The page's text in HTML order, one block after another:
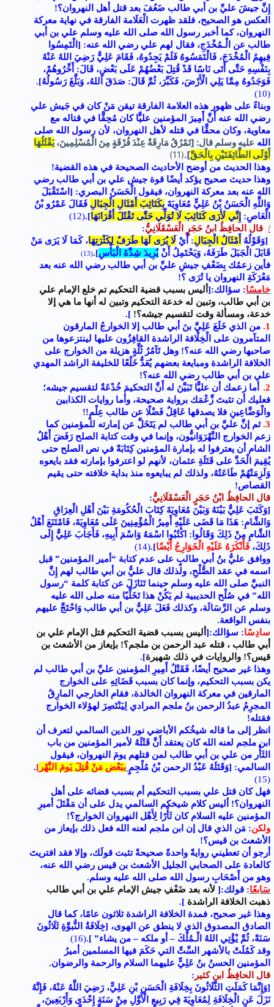
إِنَّ جيشَ عليِّ بن أبي طالب ضَعُفَ بعد قتل أهل النهروان؟!
العكس هو الصحيح، فلقد ظهرت الْعَلَامة الفارقة في نهاية معركة
النهروان، كما أخبر رسول الله صلى الله عليه وسلم علي بن أبي
طالب عن الْـمُخْدَجِ، فقال لهم علي رضي الله عنه: [الْتَمِسُوا
فِيهِمُ الْمُخْدَجَ، فَالْتَمَسُوهُ فَلَمْ يَجِدُوهُ، فَقَامَ عَلِيٌّ رَضِيَ اللهُ عَنْهُ
بِنَفْسِهِ حَتَّى أَتَى نَاسًا قَدْ قُتِلَ بَعْضُهُمْ عَلَى بَعْضٍ، قَالَ: أَخِّرُوهُمْ،
فَوَجَدُوهُ مِمَّا يَلِي الْأَرْضَ، فَكَبَّرَ، ثُمَّ قَالَ: صَدَقَ اللهُ، وَبَلَّغَ رَسُولُهُ].
(10)
وبناءً على ظهور هذه العلامة الفارقة تيقن مَنْ كان في جَيش علي
رضي الله عنه أَنَّ أَمِيرَ المؤمنين عليًّا كان مُحِقًّا في قتاله مع
معاوية، وكان محقًّا في قتله لأهل النهروان، لأن رسول الله صلى
الله عليه وسلم قال: [تَمْرُقُ مَارِقَةٌ عِنْدَ فُرْقَةٍ مِنَ الْمُسْلِمِينَ،يَقْتُلُهَا
أَوْلَى الطَّائِفَتَيْنِ بِالْحَقِّ]
.
(11)
وهذا الحديث من أوضح الأحاديث الصحيحة في هذه القضية!
وهذا حديث صحيح يؤكد أيضًا قوة جيش علي بن أبي طالب رضي
الله عنه بعد معركة النهروان، فيقول الْحَسَنُ البصري: [اسْتَقْبَلَ
وَاللَّهِ الْحَسَنُ بْنُ عَلِيٍّ مُعَاوِيَةَ بِكَتَائِبَ أَمْثَالِ الْجِبَالِ فَقَالَ عَمْرُو بْنُ
الْعَاصِ: إِنِّي لَأَرَى كَتَائِبَ لَا تُوَلِّي حَتَّى تَقْتُلَ أَقْرَانَهَا]
.
(12)
/ قال الحافِظُ ابنُ حَجَرٍ الْعَسْقَلَانِيُّ:
[وَقَوْلُهُ أَمْثَالُ الْجِبَالِ: أَيْ لَا يُرَى لَهَا طَرَفٌ لِكَثْرَتِهَا، كَمَا لَا يَرَى مَنْ
قَابَلَ الْجَبَلَ طَرَفَهُ، وَيَحْتَمِلُ أَنْيُرِيدَ شِدَّةَ الْبَأْسِ]
.
(13)
فأين زعمُك بِضَعْفِ جيشِ عليِّ بن أبي طالب رضي الله عنه بعد
مَعْرَكَةِ النهروان يا تُرَى ؟!
خامسًا: سؤالك:[أليس بسبب قضية التحكيم تم خلع الإمام علي
بن أبي طالب، وتبين له خدعة التحكيم وتبين له أنها ما هي إلا
خدعة، ومسألة وقت لتقسيم جيشه؟! ].
1. من الذي خَلَعَ عَلِيَّ بنَ أبي طالب إلا الخوارجُ المارقون
المتآمرون على الْخِلْافة الراشدة القافِزُون عليها لينتزعوها من
صاحبها رضي الله عنه؟! وهل تَآمُرُ ثُلَّةٍ هزيلة من الخوارج على
الخلافة الراشدة ومبايعة بعضهم يُعَدُّ خَلْعًا للخليفة الراشد المهدي
علي بن أبي طالب رضي الله عنه؟!
2.
أما زعمك أن عليًّا تَبَيَّنَ له أَنَّ التحكيمَ خُدْعَةٌ لتقسيم جيشه؛
فعليك أن تثبتَ زَّعْمَك برواية صحيحة، وأما روايات الكذابين
والْوَضَّاعِينِ فلا يصدقها عَاقِلٌ فَضْلًا عن طالب عِلْمٍ!!
3. ثم إنَّ عليَّ بن أبي طالب لم يَتَخَلَّ عن إمارته للمؤمنين كما
زعم الخوارج النَّهْرَوَانيُّون، وإنما في وقت كتابة الصلح رَفَضَ أَهْلُ
الشام أن يعترفوا له بإمارة المؤمنين كِتَابَةً في نص الصلح حتى
يُقِيمَ الْحَدَّ على قَتَلَةِ عثمان، لأنهم لو اعترفوا بإمارته فقد بايعوه
وَلَزِمَتْهُمْ طَاعَتُهُ، ولذلك لم يبايعوه منذ بداية خلافته حتى يقيم
القصاص!
قال
الحافِظُ ابْنُ حَجَرٍ الْعَسْقَلَانِيُّ:
[وَكَتَبَ عَلِيٌّ بَيْنَهُ وَبَيْنَ مُعَاوِيَةَ كِتَابَ الْحُكُومَةِ بَيْنَ أَهْلِ الْعِرَاقِ
وَالشَّامِ: هَذَا مَا قَضَى عَلَيْهِ أَمِيرُ الْمُؤْمِنِينَ عَلَى مُعَاوِيَةَ، فَامْتَنَعَ أَهْلُ
الشَّامِ مِنْ ذَلِكَ وَقَالُوا: اكْتُبُوا اسْمَهُ وَاسْمَ أَبِيهِ، فَأَجَابَ عَلِيٌّ إِلَى
ذَلِكَ، فَأَنْكَرَهُ عَلَيْهِ الْخَوَارِجُ أَيْضًا]
.
(14)
ووافق عليُّ بنُ أبي طالبٍ على عدم كتابة “أمير المؤمنين” قبل
اسمه في عقد الصُّلْحِ، ولذلك قال عليُّ بن أبي طالب لهم إِنَّ
النبيَّ صلى الله عليه وسلم حينما تَنَازَلَ عن كتابة كلمة “رسول
الله” في صُلْح الحديبية لم يَكُنْ هذا تَخَلِّيًا منه صلى الله عليه
وسلم عن الرِّسَالَة، وكذلك فَعَلَ عَلِيُّ بن أبي طالب وَاحْتَجَّ عليهم
بنفس الواقعة.
سادِسًا: سؤالك:[أليس بسبب قضية التحكيم قتل الإمام علي بن
أبي طالب ، قتله عبد الرحمن بن ملجم؟! بإيعاز من الأشعث بن
قيس؟! والروايات في ذلك شهيرة].
وهذا غير صحيح أيضًا، فَقَتْلُ أَمِيرِ المؤمنين عليِّ بن أبي طالب لم
يكن بسبب التحكيم، وإنما كان بسبب قَضَائِهِ على الخوارج
المارقين في معركة النهروان الخالدة، فقام الخارجي المارِقُ
المجرِمُ عبدُ الرحمن بنُ ملجم المرادي لِيَنْتَصِرَ لهؤلاء الخوارج
فقتله!
انظر إلى ما قاله شيخُكم الأباضي نور الدين السالمي لتعرف أن
ابن ملجم لعنه الله كان يعتقد أَنَّ قَتْلَهُ لأمير المؤمنين من باب
الثَأْر من علي بن أبي طالب لمن قتلهم يومَ النهروان، فيقول
السالمي: [وَقَتَلَهُ عَبْدُ الرحمن بْنُ مُلْجِمٍ ببَعْض مَنْ قُتِلَ يَومَ النَّهْر ]
.
(15)
فهل كان قتل علي بسبب التحكيم أم بسبب قضائه على أهل
النهروان؟! أليس كلام شيخكم السالمي يدل على أن مَقْتَلَ أميرِ
المؤمنين عليه السلام كان ثَأْرًا لِأَهْل النهروان الخوارج؟!
ولكن: مَن الذي قال إن ابن ملجم لعنه الله فعل ذلك بإيعاز من
الأشعث بن قيس؟!
أرجو أن تعطيني روايةً واحدةً صحيحةً تثبت قولَك، وإلا فقد افتريتَ
كالعادة على الصحابي الجليل الأشعث بن قيس رضي الله عنه،
وهو من أَصْحَابِ رسول الله صلى الله عليه وسلم.
سَابعًا: قولك:[ لأنه بعد ضَعْفِ جيش الإمام علي بن أبي طالب
ذهبت الخلافة الراشدة ].
وهذا غير صحيح، فمدة الخلافة الراشدة ثلاثون عامًا، كما قال
الصادق المصدوق الذي لا ينطق عن الهوى، [خِلَافَةُ النُّبوَّةِ ثَلَاثُونَ
سَنَةً، ثُمَّ يْؤْتِي اللهُ الْـمُلْكَ – أو ملكه – من يشاء” ].
(16)
وقد كَمُلَتْ بالأشهر السِّتِّ التي حَكَمَ فيها المسلمين أميرُ
المؤمنين الحسنُ بنُ عَلِيٍّ عليهما السلام والرحمة والرضوان.
قال
الحافِظُ ابن كثير :
[وَإِنَّمَا كَمَلَتِ الثَّلَاثُونَ بِخِلَافَةِ الْحَسَنِ بْنِ عَلِيٍّ، رَضِيَ اللَّهُ عَنْهُ، فَإِنَّهُ
نَزَلَ عَنِ الْخِلَافَةِ لِمُعَاوِيَةَ فِي رَبِيعٍ الْأَوَّلِ مِنْ سَنَةِ إِحْدَى وَأَرْبَعِينَ،